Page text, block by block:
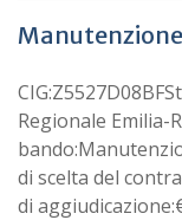
Regionale Emilia-
di scelta del
di